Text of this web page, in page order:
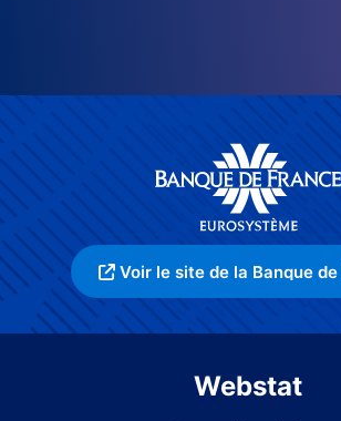
Voir le site de la Banque
Webstat